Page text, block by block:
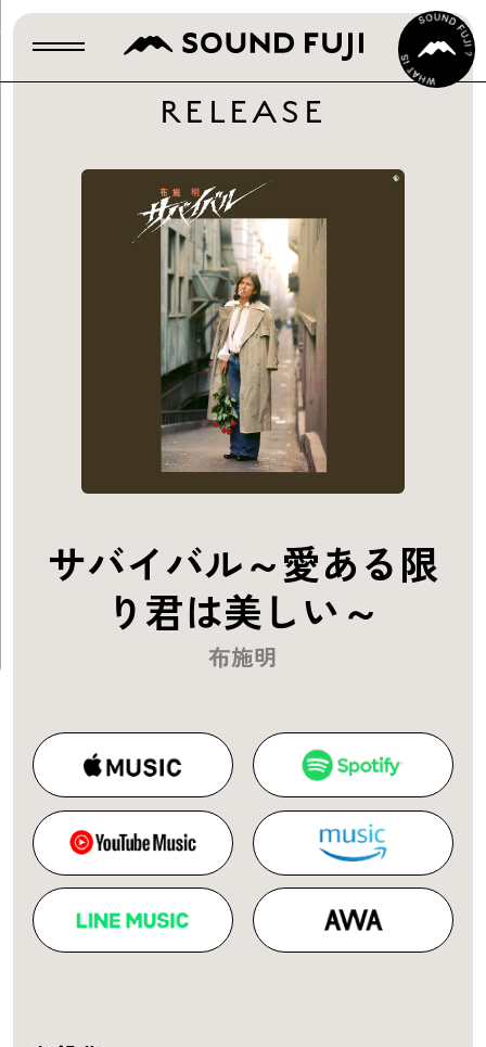
RELEASE
サバイバル～愛ある限
り君は美しい～
布施明